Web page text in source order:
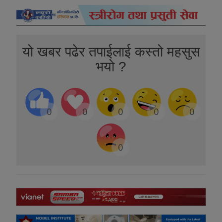
यो खबर पढेर तपाईलाई कस्तो महसुस
भयो ?
0 0 0 0 0
0